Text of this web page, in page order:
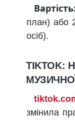
Вартість:
план) або
осіб).
TIKTOK:
МУЗИЧНОЇ
змінила